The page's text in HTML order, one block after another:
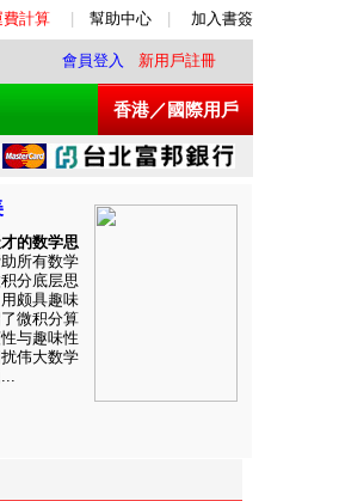
費計算 幫助中心 加入書簽
會員登入 新用戶註冊
香港／國際用戶
的数学思
所有数学
分底层思
颇具趣味
微积分算
与趣味性
伟大数学